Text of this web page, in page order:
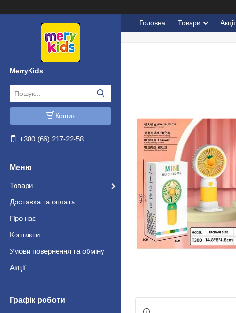
MerryKids
Кошик
+380 (66) 217-22-58
Товари
Доставка та оплата
Про нас
Контакти
Умови повернення та обміну
Акції
Графік роботи
Головна Товари Акції